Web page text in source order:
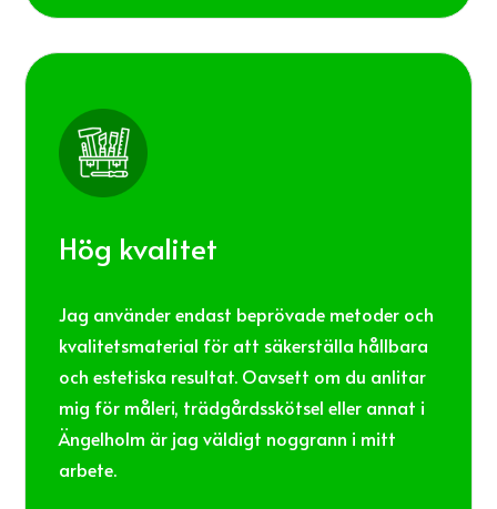
Hög kvalitet
Jag använder endast beprövade metoder och
kvalitetsmaterial för att säkerställa hållbara
och estetiska resultat. Oavsett om du anlitar
mig för måleri, trädgårdsskötsel eller annat i
Ängelholm är jag väldigt noggrann i mitt
arbete.